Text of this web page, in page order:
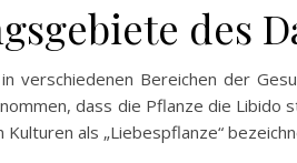
des
verschiedenen Bereichen der
dass die Pflanze die
Kulturen als „Liebespflanze“